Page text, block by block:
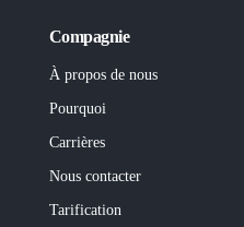
Compagnie
À propos de nous
Pourquoi
Carrières
Nous contacter
Tarification